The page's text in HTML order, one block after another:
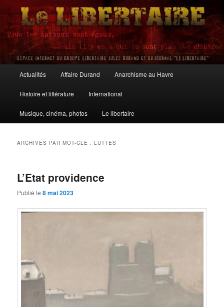
Aller
contenu
principal
Aller
contenu
secondaire
Le Libertaire
principal
Actualités Affaire Durand Anarchisme au Havre
Histoire et littérature International
Musique, cinéma, photos Le libertaire
ARCHIVES PAR MOT-CLÉ :LUTTES
L’Etat providence
Publié le8 mai 2023